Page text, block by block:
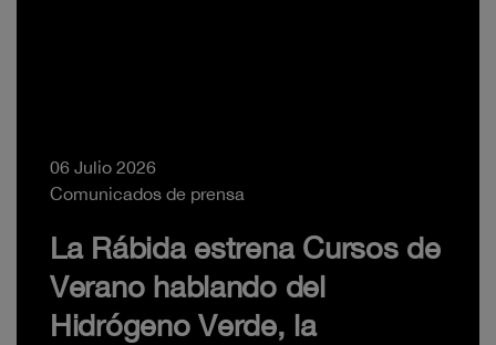
06 Julio 2026
Comunicados de prensa
La Rábida estrena Cursos de
Verano hablando del
Hidrógeno Verde, la